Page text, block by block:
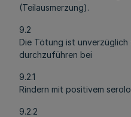
(Teilausmerzung).
9.2
Die Tötung ist unverzüglich
durchzuführen bei
9.2.1
Rindern mit positivem
9.2.2